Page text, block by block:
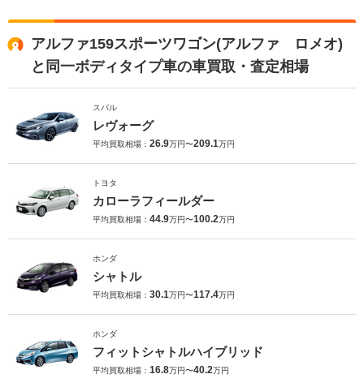
アルファ159スポーツワゴン(アルファ ロメオ)
と同一ボディタイプ車の車買取・査定相場
スバル
レヴォーグ
平均買取相場： 26.9万円〜209.1万円
トヨタ
カローラフィールダー
平均買取相場： 44.9万円〜100.2万円
ホンダ
シャトル
平均買取相場： 30.1万円〜117.4万円
ホンダ
フィットシャトルハイブリッド
平均買取相場： 16.8万円〜40.2万円